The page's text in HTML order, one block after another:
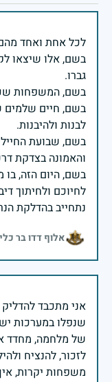
בשם, אלו שיצאו
בשם, חיים שלמים
בשם, שבועת החייל
בשם, היום הזה,
נתחייב בהדלקת
אלוף דדו בר
אני מתכבד להדליק
שנפלו במערכות
של מלחמה, מחדד
משפחות יקרות,